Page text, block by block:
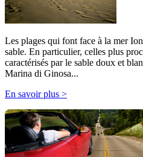
Les plages qui font face à la mer
sable. En particulier, celles plus
caractérisés par le sable doux et
Marina di Ginosa...
En savoir plus >